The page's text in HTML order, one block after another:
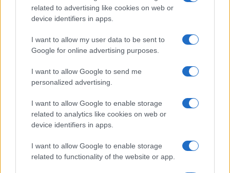
related to advertising like cookies on web or
device identifiers in apps.
I want to allow my user data to be sent to
Google for online advertising purposes.
I want to allow Google to send me
personalized advertising.
I want to allow Google to enable storage
related to analytics like cookies on web or
device identifiers in apps.
I want to allow Google to enable storage
related to functionality of the website or app.
Nombre
Bitcoin
(BTC)
$64,931.00
Ethereum $1,919.48